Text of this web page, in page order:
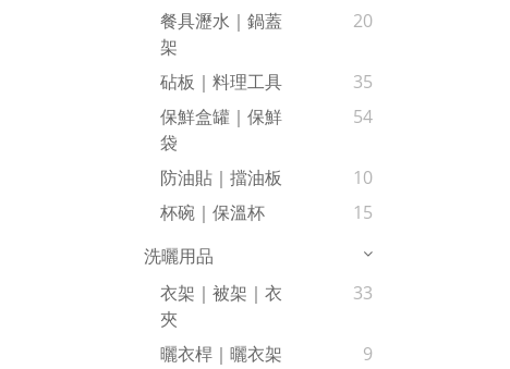
餐具瀝水｜鍋蓋
架
20
砧板｜料理工具
35
保鮮盒罐｜保鮮
袋
54
防油貼｜擋油板
10
杯碗｜保溫杯
15
洗曬用品
衣架｜被架｜衣
夾
33
曬衣桿｜曬衣架
9